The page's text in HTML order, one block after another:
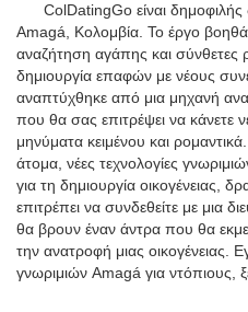
ColDatingGo είναι
Amagá, Κολομβία. Το έργο
αναζήτηση αγάπης και σύνθετες
δημιουργία επαφών με νέους
αναπτύχθηκε από μια μηχανή
που θα σας επιτρέψει να κάνετε
μηνύματα κειμένου και
άτομα, νέες τεχνολογίες
για τη δημιουργία οικογένειας,
επιτρέπει να συνδεθείτε με μια
θα βρουν έναν άντρα που θα
την ανατροφή μιας οικογένειας.
γνωριμιών Amagá για ντόπιους,